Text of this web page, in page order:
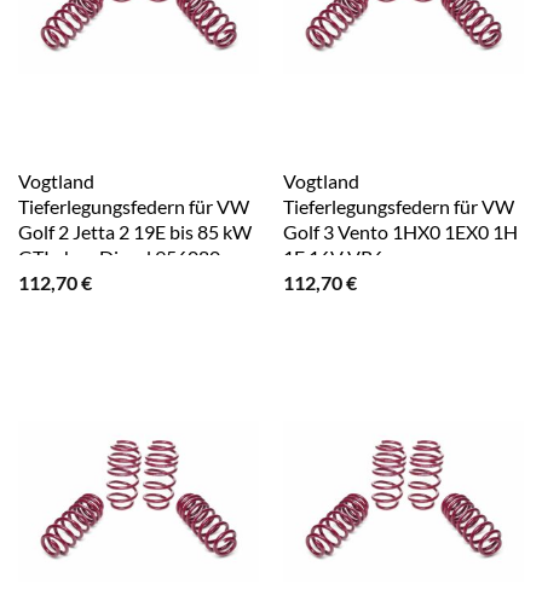
Vogtland
Tieferlegungsfedern für VW
Golf 2 Jetta 2 19E bis 85 kW
GTI ohne Diesel 956080
112,70€
Vogtland
Tieferlegungsfedern für VW
Golf 3 Vento 1HX0 1EX0 1H
1E 16V VR6
112,70€